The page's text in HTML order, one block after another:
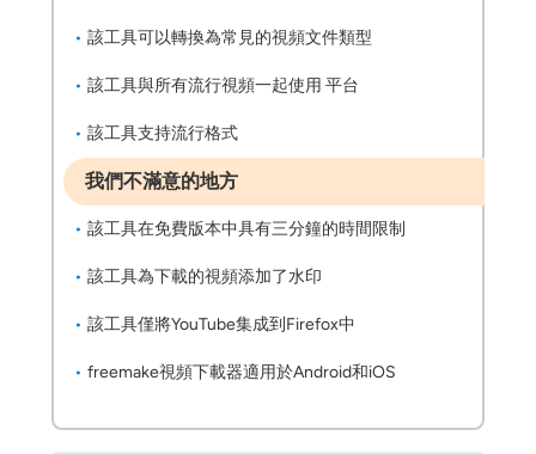
該工具可以轉換為常見的視頻文件類型
該工具與所有流行視頻一起使用 平台
該工具支持流行格式
我們不滿意的地方
該工具在免費版本中具有三分鐘的時間限制
該工具為下載的視頻添加了水印
該工具僅將YouTube集成到Firefox中
freemake視頻下載器適用於Android和iOS